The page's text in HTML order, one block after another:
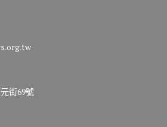
街69號